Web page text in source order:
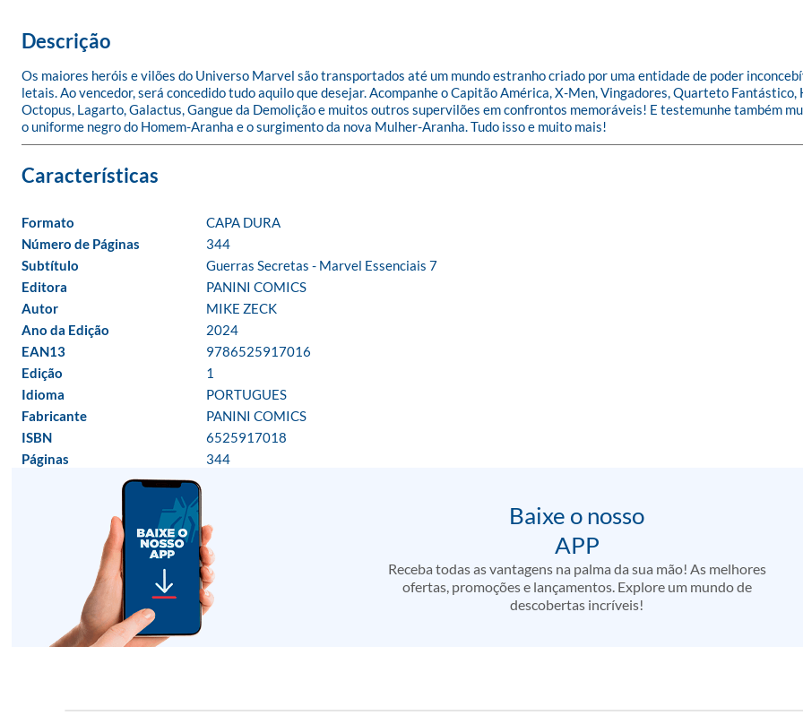
Descrição
Os maiores heróis e vilões do Universo Marvel são transportados até um mundo estranho criado por uma entidade de poder
letais. Ao vencedor, será concedido tudo aquilo que desejar. Acompanhe o Capitão América, X-Men, Vingadores, Quarteto
Octopus, Lagarto, Galactus, Gangue da Demolição e muitos outros supervilões em confrontos memoráveis! E testemunhe também
o uniforme negro do Homem-Aranha e o surgimento da nova Mulher-Aranha. Tudo isso e muito mais!
Formato
CAPA DURA
Número de Páginas
344
Subtítulo
Guerras Secretas - Marvel Essenciais 7
Editora
PANINI COMICS
Autor
MIKE ZECK
Ano da Edição
2024
EAN13
9786525917016
Edição
1
Idioma
PORTUGUES
Fabricante
PANINI COMICS
ISBN
6525917018
Páginas
344
Baixe o nosso
APP
Receba todas as vantagens na palma da sua mão! As melhores
ofertas, promoções e lançamentos. Explore um mundo de
descobertas incríveis!